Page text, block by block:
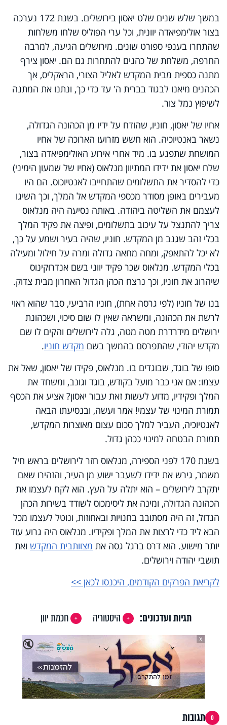
במשך שלש שנים שלט יאסון בירושלים. בשנת 172 נערכה
בצור אולימפיאדה יוונית, וכל ערי הפוליס שלחו משלחות
שהתחרו בענפי ספורט שונים. מירושלים הגיעה, למרבה
החרפה, משלחת של כהנים להתחרות גם הם. יאסון צירף
מתנה כספית מבית המקדש לאליל הצורי, הראקליס, אך
הכהנים מיאנו לבגוד בברית ה' עד כדי כך, ונתנו את המתנה
לשיפוץ נמל צור.
אחיו של יאסון, חוניו, שהודח על ידיו מן הכהונה הגדולה,
נשאר באנטיוכיה. הוא חשש מזרועו הארוכה של אחיו
המושחת שתפגע בו. מיד אחרי אירוע האולימפיאדה בצור,
שלח יאסון את ידידו המתיוון מנלאוס (אחיו של שמעון הימיני)
כדי להסדיר את התשלומים שהתחייבו לאנטיוכוס. הם היו
מעבירים באופן מסודר מכספי המקדש אל המלך, וכך השיגו
לעצמם את השליטה ביהודה. באותה נסיעה היה מנלאוס
צריך להתנצל על עיכוב בתשלומים, ופיצה את פקיד המלך
בכלי זהב שגנב מן המקדש. חוניו, שהיה בעיר ושמע על כך,
לא יכל להתאפק, ומחה מחאה גדולה ומרה על חילול ומעילה
בכלי המקדש. מנלאוס שכר פקיד יווני בשם אנדרוקינוס
שיהרוג את חוניו, וכך נרצח הכהן הגדול האחרון מבית צדוק.
בנו של חוניו (לפי גרסה אחת), חוניו הרביעי, סבר שהוא ראוי
לרשת את הכהונה, ומשראה שאין לו שום סיכוי, ושכהונת
ירושלים מידרדרת מטה מטה, גלה לירושלים והקים לו שם
מקדש יהודי, שהתפרסם בהמשך בשם מקדש חוניו.
סופו של בוגד, שבוגדים בו. מנלאוס, פקידו של יאסון, שאל את
עצמו: אם אני כבר מועל בקודש, בוגד וגונב, ומשחד את
המלך ופקידיו, מדוע לעשות זאת עבור יאסון? אציע את הכסף
תמורת המינוי של עצמי! אמר ועשה, ובנסיעתו הבאה
לאנטיוכיה, העביר למלך סכום עצום מאוצרות המקדש,
תמורת הבטחה למינוי ככהן גדול.
בשנת 170 לפני הספירה, מנלאוס חזר לירושלים בראש חיל
משמר, גירש את ידידו לשעבר ישוע מן העיר, והזהירו שאם
יתקרב לירושלים – הוא יתלה על העץ. הוא לקח לעצמו את
הכהונה הגדולה, ומינה את ליסימכוס לשודד בשירות הכהן
הגדול, זה היה מסתובב בחנויות ובאחוזות, ונוטל לעצמו מכל
הבא ליד כדי לרצות את המלך ופקידיו. מנלאוס היה גרוע עוד
יותר מישוע. הוא דרס ברגל גסה את מצוותבית המקדש ואת
תושבי יהודה וירושלים.
לקריאת הפרקים הקודמים, היכנסו לכאן >>
תגיות ועדכונים: היסטוריה
חכמת יוון
🔇
X
0 תגובות